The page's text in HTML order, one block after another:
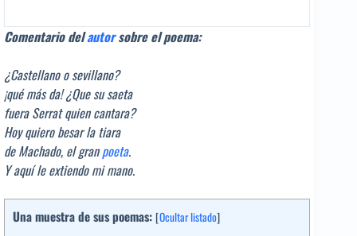
Comentario delautorsobre el poema:
¿Castellano o sevillano?
¡qué más da! ¿Que su saeta
fuera Serrat quien cantara?
Hoy quiero besar la tiara
de Machado, el granpoeta.
Y aquí le extiendo mi mano.
Una muestra de sus poemas: [Ocultar listado]